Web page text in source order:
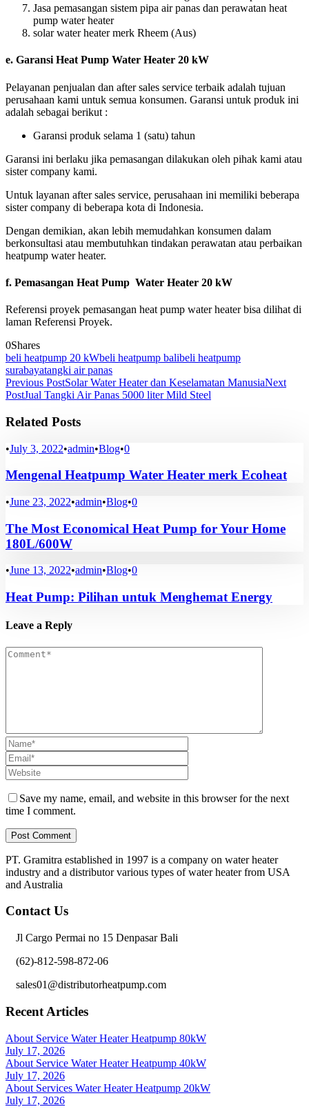
Jasa pemasangan sistem pipa air panas dan perawatan heat
pump water heater
solar water heater merk Rheem (Aus)
e. Garansi Heat Pump Water Heater 20 kW
Pelayanan penjualan dan after sales service terbaik adalah tujuan
perusahaan kami untuk semua konsumen. Garansi untuk produk ini
adalah sebagai berikut :
Garansi produk selama 1 (satu) tahun
Garansi ini berlaku jika pemasangan dilakukan oleh pihak kami atau
sister company kami.
Untuk layanan after sales service, perusahaan ini memiliki beberapa
sister company di beberapa kota di Indonesia.
Dengan demikian, akan lebih memudahkan konsumen dalam
berkonsultasi atau membutuhkan tindakan perawatan atau perbaikan
heatpump water heater.
f. Pemasangan Heat Pump Water Heater 20 kW
Referensi proyek pemasangan heat pump water heater bisa dilihat di
laman Referensi Proyek.
0Shares
beli heatpump 20 kWbeli heatpump balibeli heatpump
surabayatangki air panas
Previous PostSolar Water Heater dan Keselamatan ManusiaNext
PostJual Tangki Air Panas 5000 liter Mild Steel
Related Posts
•July 3, 2022•admin•Blog•0
Mengenal Heatpump Water Heater merk Ecoheat
•June 23, 2022•admin•Blog•0
The Most Economical Heat Pump for Your Home
180L/600W
•June 13, 2022•admin•Blog•0
Heat Pump: Pilihan untuk Menghemat Energy
Leave a Reply
Save my name, email, and website in this browser for the next
time I comment.
PT. Gramitra established in 1997 is a company on water heater
industry and a distributor various types of water heater from USA
and Australia
Contact Us
Jl Cargo Permai no 15 Denpasar Bali
(62)-812-598-872-06
sales01@distributorheatpump.com
Recent Articles
About Service Water Heater Heatpump 80kW
July 17, 2026
About Service Water Heater Heatpump 40kW
July 17, 2026
About Services Water Heater Heatpump 20kW
July 17, 2026